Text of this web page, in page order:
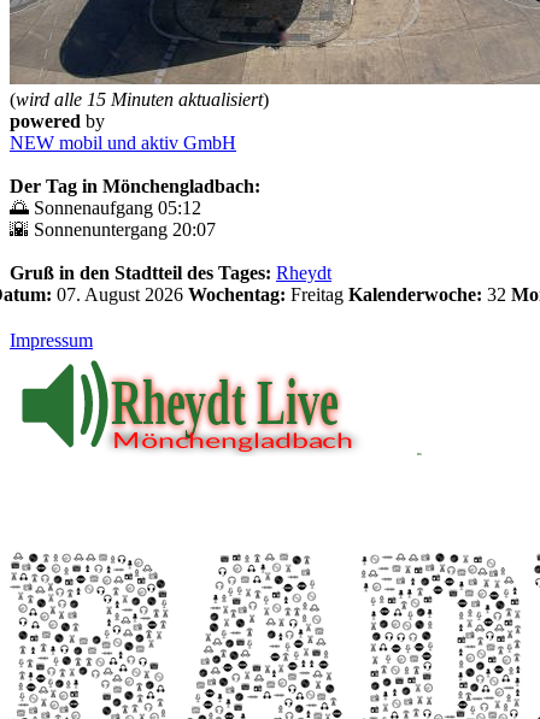
(wird alle 15 Minuten aktualisiert)
powered by
NEW mobil und aktiv GmbH
Der Tag in Mönchengladbach:
🌅 Sonnenaufgang 05:12
🌇 Sonnenuntergang 20:07
Gruß in den Stadtteil des Tages: Rheydt
07. August 2026 Wochentag: Freitag Kalenderwoche: 32
Impressum